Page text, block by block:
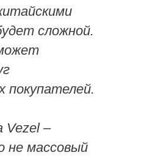
сложной.
покупателей.
Vezel –
не массовый